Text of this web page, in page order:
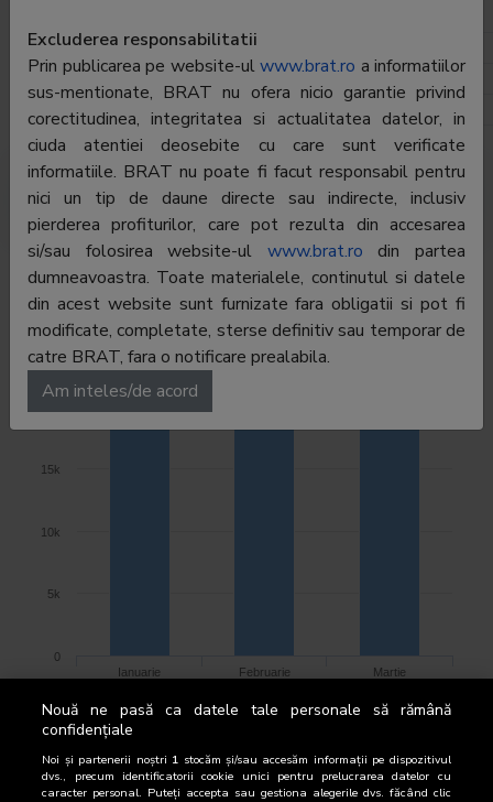
Director:
Stefan Sfarghie
Telefon:
0376.20.30.24
stefansfarghie@gmail.com
Cifre de difuzare Audience
To see all the data you must belogged in
Cifre difuzare (Ziarul Lumina)
Tiraj mediu lunar per aparitie
Ianuarie Februarie Martie
0
5k
10k
15k
TIRAJ BRUT
Excluderea responsabilitatii
Prin publicarea pe website-ulwww.brat.ro a informatiilor
sus-mentionate, BRAT nu ofera nicio garantie privind
corectitudinea, integritatea si actualitatea datelor, in
ciuda atentiei deosebite cu care sunt verificate
informatiile. BRAT nu poate fi facut responsabil pentru
nici un tip de daune directe sau indirecte, inclusiv
pierderea profiturilor, care pot rezulta din accesarea
si/sau folosirea website-ul www.brat.ro din partea
dumneavoastra. Toate materialele, continutul si datele
din acest website sunt furnizate fara obligatii si pot fi
modificate, completate, sterse definitiv sau temporar de
catre BRAT, fara o notificare prealabila.
Am inteles/de acord
Nouă ne pasă ca datele tale personale să rămână
confidențiale
Noi și partenerii noștri 1 stocăm și/sau accesăm informații pe dispozitivul
dvs., precum identificatorii cookie unici pentru prelucrarea datelor cu
caracter personal. Puteți accepta sau gestiona alegerile dvs. făcând clic